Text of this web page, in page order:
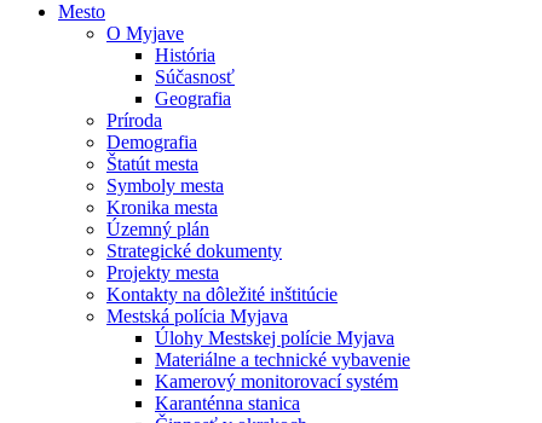
Mesto
O Myjave
História
Súčasnosť
Geografia
Príroda
Demografia
Štatút mesta
Symboly mesta
Kronika mesta
Územný plán
Strategické dokumenty
Projekty mesta
Kontakty na dôležité inštitúcie
Mestská polícia Myjava
Úlohy Mestskej polície Myjava
Materiálne a technické vybavenie
Kamerový monitorovací systém
Karanténna stanica